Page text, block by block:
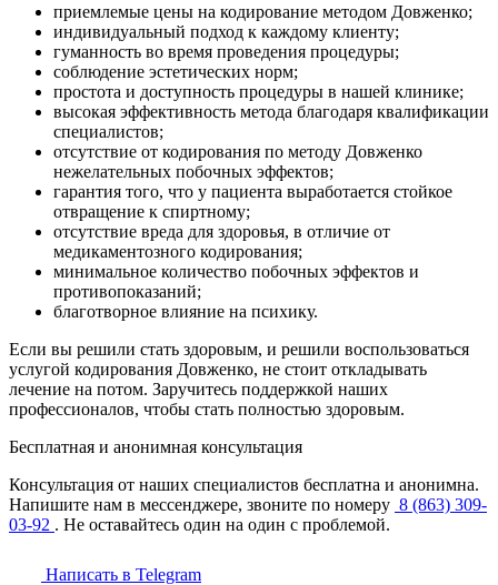
приемлемые цены на кодирование методом Довженко;
индивидуальный подход к каждому клиенту;
гуманность во время проведения процедуры;
соблюдение эстетических норм;
простота и доступность процедуры в нашей клинике;
высокая эффективность метода благодаря квалификации
специалистов;
отсутствие от кодирования по методу Довженко
нежелательных побочных эффектов;
гарантия того, что у пациента выработается стойкое
отвращение к спиртному;
отсутствие вреда для здоровья, в отличие от
медикаментозного кодирования;
минимальное количество побочных эффектов и
противопоказаний;
благотворное влияние на психику.
Если вы решили стать здоровым, и решили воспользоваться
услугой кодирования Довженко, не стоит откладывать
лечение на потом. Заручитесь поддержкой наших
профессионалов, чтобы стать полностью здоровым.
Бесплатная и анонимная консультация
Консультация от наших специалистов бесплатна и анонимна.
Напишите нам в мессенджере, звоните по номеру 8 (863) 309-
03-92 . Не оставайтесь один на один с проблемой.
Написать в Telegram